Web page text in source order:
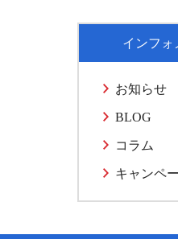
インフォ
お知らせ
BLOG
コラム
キャンペ